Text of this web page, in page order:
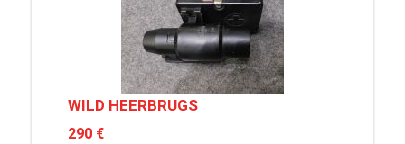
WILD HEERBRUGS
290 €